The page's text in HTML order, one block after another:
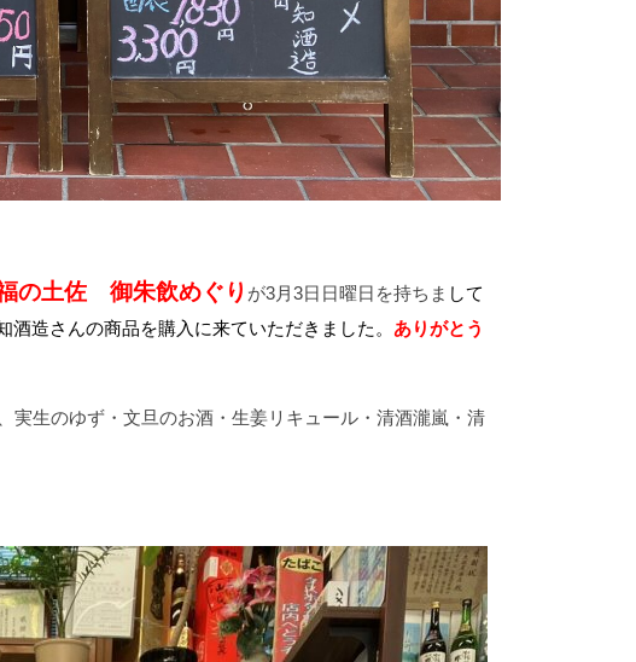
の土佐 御朱飲めぐり が3月3日日曜日を持ちま して
造さんの商品を購入に来ていただきました。 ありがとう
実生のゆず・文旦のお酒・生姜リキュール・清酒瀧嵐・清